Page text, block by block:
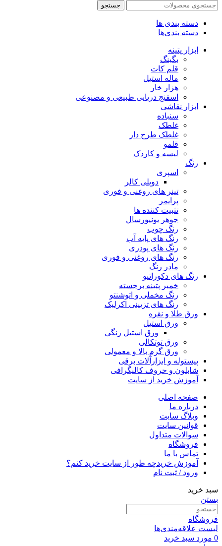
جستجو
دسته بندی ها
دسته بندی‌ها
ابزار پتینه
بگینگ
قلم کات
ماله استیل
هزار خار
اسفنج دریایی طبیعی و مصنوعی
ابزار نقاشی
سنباده
غلطک
غلطک طرح دار
قلمو
لیسه و کاردک
رنگ
اسپری
دوپلی کالر
تینر های روغنی و فوری
پرایمر
تثبیت کننده ها
جوهر یونیورسال
رنگ چوب
رنگ‌ های پایه آب
رنگ های پودری
رنگ‌ های روغنی و فوری
مادر رنگ
رنگ های دکوراتیو
خمیر پتینه برجسته
رنگ مخملی و اتوشنتو
رنگ های تزیینی اکرلیک
ورق طلا و نقره
ورق استیل
ورق استیل رنگی
ورق توتکالی
ورق گرم بالا و معمولی
پیستوله و ابزارآلات برقی
شابلون و حروف کالیگرافی
آموزش خرید از سایت
صفحه اصلی
درباره ما
وبلاگ سایت
قوانین سایت
سوالات متداول
فروشگاه
تماس با ما
آموزش خریدچه طور از سایت خرید کنم؟
ورود / ثبت نام
سبد خرید
بستن
فروشگاه
لیست علاقه‌مندی‌ها
0 مورد سبد خرید